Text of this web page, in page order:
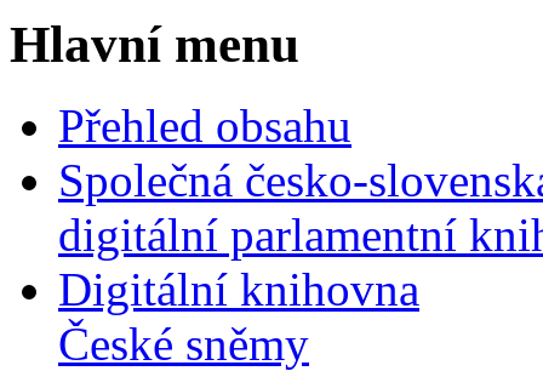
Hlavní menu
Přehled obsahu
Společná česko-
digitální parlamentní
Digitální knihovna
České sněmy